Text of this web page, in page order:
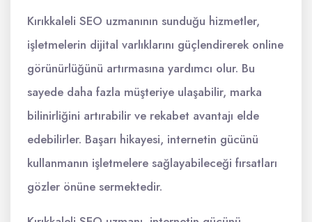
Kırıkkaleli SEO uzmanının sunduğu hizmetler,
işletmelerin dijital varlıklarını güçlendirerek online
görünürlüğünü artırmasına yardımcı olur. Bu
sayede daha fazla müşteriye ulaşabilir, marka
bilinirliğini artırabilir ve rekabet avantajı elde
edebilirler. Başarı hikayesi, internetin gücünü
kullanmanın işletmelere sağlayabileceği fırsatları
gözler önüne sermektedir.